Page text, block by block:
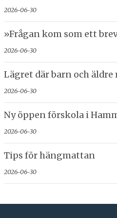
2026-06-30
»Frågan kom som ett
2026-06-30
Lägret där barn och äldre
2026-06-30
Ny öppen förskola i
2026-06-30
Tips för hängmattan
2026-06-30